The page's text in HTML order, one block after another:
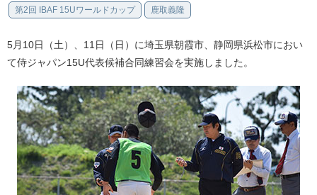
第2回 IBAF 15Uワールドカップ 鹿取義隆
5月10日（土）、11日（日）に埼玉県朝霞市、静岡県浜松市におい
て侍ジャパン15U代表候補合同練習会を実施しました。